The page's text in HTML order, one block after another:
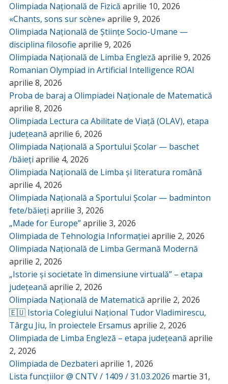
Olimpiada Națională de Fizică aprilie 10, 2026
«Chants, sons sur scène» aprilie 9, 2026
Olimpiada Națională de Științe Socio-Umane —
disciplina filosofie aprilie 9, 2026
Olimpiada Națională de Limba Engleză aprilie 9, 2026
Romanian Olympiad in Artificial Intelligence ROAI
aprilie 8, 2026
Proba de baraj a Olimpiadei Naționale de Matematică
aprilie 8, 2026
Olimpiada Lectura ca Abilitate de Viață (OLAV), etapa
județeană aprilie 6, 2026
Olimpiada Națională a Sportului Școlar — baschet
/băieți aprilie 4, 2026
Olimpiada Națională de Limba și literatura română
aprilie 4, 2026
Olimpiada Națională a Sportului Școlar — badminton
fete/băieți aprilie 3, 2026
„Made for Europe”aprilie 3, 2026
Olimpiada de Tehnologia Informației aprilie 2, 2026
Olimpiada Națională de Limba Germană Modernă
aprilie 2, 2026
„Istorie și societate în dimensiune virtuală” – etapa
județeană aprilie 2, 2026
Olimpiada Națională de Matematică aprilie 2, 2026
🇪🇺 Istoria Colegiului Național Tudor Vladimirescu,
Târgu Jiu, în proiectele Ersamus aprilie 2, 2026
Olimpiada de Limba Engleză – etapa județeană aprilie
2, 2026
Olimpiada de Dezbateri aprilie 1, 2026
Lista funcțiilor @ CNTV / 1409 / 31.03.2026 martie 31,